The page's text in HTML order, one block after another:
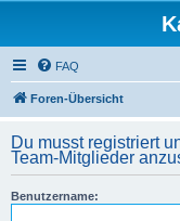
FAQ
Foren-Übersicht
Du musst registriert
Team-Mitglieder
Benutzername: